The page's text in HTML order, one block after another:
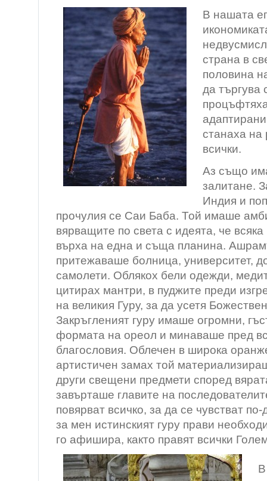
В нашата
страна в
половина
да търгува
станаха
всички.
Аз също
залитане.
Индия и
прочулия се Саи Баба. Той имаше
вярващите по света с идеята, че
върха на една и съща планина.
притежаваше болница, университет,
самолети. Облякох бели одежди,
цитирах мантри, в пуджите преди
на великия Гуру, за да усетя
Закръгленият гуру имаше огромни,
формата на ореол и минаваше пред
благословия. Облечен в широка
артистичен замах той
други свещени предмети според
завърташе главите на
повярват всичко, за да се чувстват
за мен истинският гуру прави
го афишира, както правят всички